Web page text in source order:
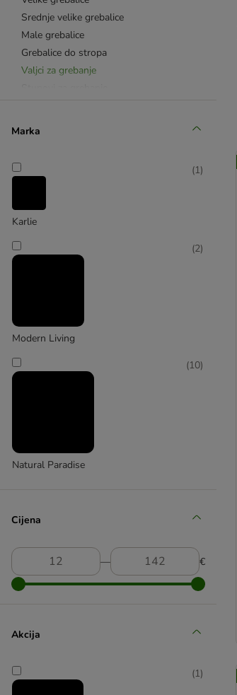
Srednje velike grebalice
Male grebalice
Grebalice do stropa
Valjci za grebanje
Outdoor
S ekstra debelim stupovima
Marka
Karlie
(1)
Modern Living
(2)
Natural Paradise
(10)
zooplus Exclusive
8)
Cijena
― €
Akcija
(1)